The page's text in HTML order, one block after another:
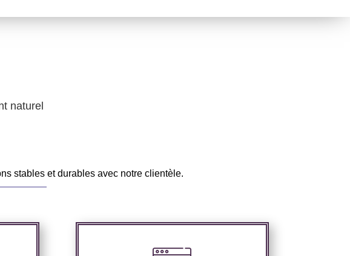
naturel
stables et durables avec notre clientèle.